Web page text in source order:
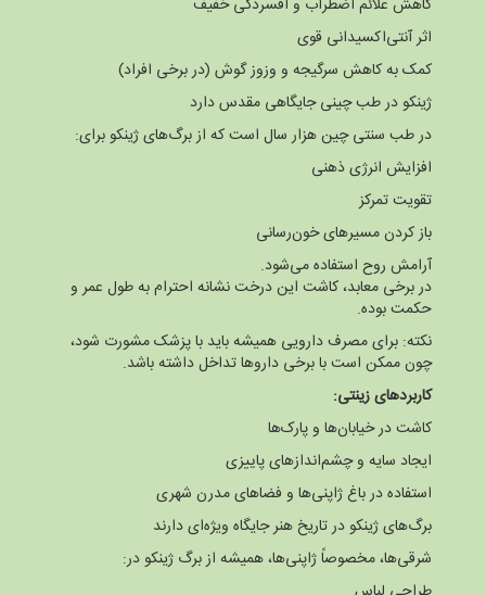
کاهش علائم اضطراب و افسردگی خفیف
اثر آنتی‌اکسیدانی قوی
کمک به کاهش سرگیجه و وزوز گوش (در برخی افراد)
ژینکو در طب چینی جایگاهی مقدس دارد
در طب سنتی چین هزار سال است که از برگ‌های ژینکو برای:
افزایش انرژی ذهنی
تقویت تمرکز
باز کردن مسیرهای خون‌رسانی
آرامش روح استفاده می‌شود.
در برخی معابد، کاشت این درخت نشانه احترام به طول عمر و
حکمت بوده.
نکته: برای مصرف دارویی همیشه باید با پزشک مشورت شود،
چون ممکن است با برخی داروها تداخل داشته باشد.
کاربردهای زینتی:
کاشت در خیابان‌ها و پارک‌ها
ایجاد سایه و چشم‌اندازهای پاییزی
استفاده در باغ‌ ژاپنی‌ها و فضاهای مدرن شهری
برگ‌های ژینکو در تاریخ هنر جایگاه ویژه‌ای دارند
شرقی‌ها، مخصوصاً ژاپنی‌ها، همیشه از برگ ژینکو در: